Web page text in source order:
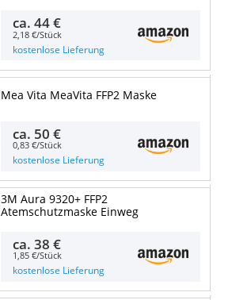
ca.44 €
2,18 €/Stück
kostenlose Lieferung
Mea Vita MeaVita FFP2 Maske
ca. 50 €
0,83 €/Stück
kostenlose Lieferung
3M Aura 9320+ FFP2
Atemschutzmaske Einweg
ca.38 €
1,85 €/Stück
kostenlose Lieferung